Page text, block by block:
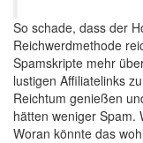
So schade, dass der
Reichwerdmethode
Spamskripte mehr
lustigen Affiliatelinks
Reichtum genießen
hätten weniger Spam.
Woran könnte das